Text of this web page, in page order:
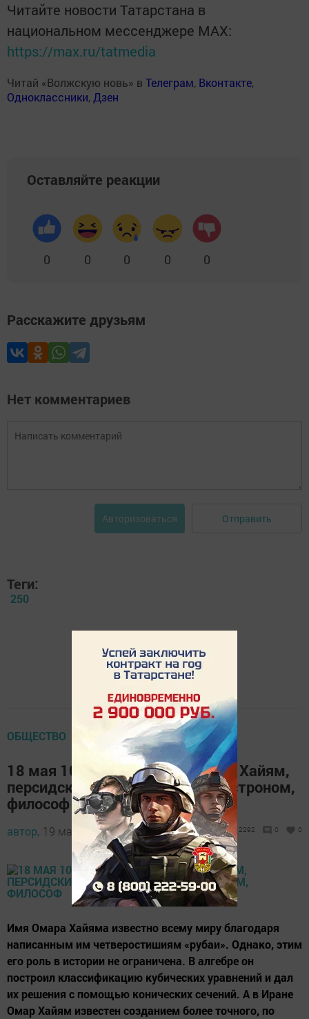
Читайте новости Татарстана в
национальном мессенджере MАХ:
https://max.ru/tatmedia
Читай «Волжскую новь» в Телеграм, Вконтакте,
Одноклассники, Дзен
Оставляйте реакции
0 0 0 0 0
Расскажите друзьям
Нет комментариев
Авторизоваться Отправить
Теги:
250
ОБЩЕСТВО
18 мая 1048 года родился Омар Хайям,
персидский поэт, математик, астроном,
философ
автор, 19 мая 2013 - 13:08 2292 0 0
Имя Омара Хайяма известно всему миру благодаря
написанным им четверостишиям «рубаи». Однако, этим
его роль в истории не ограничена. В алгебре он
построил классификацию кубических уравнений и дал
их решения с помощью конических сечений. А в Иране
Омар Хайям известен созданием более точного, по